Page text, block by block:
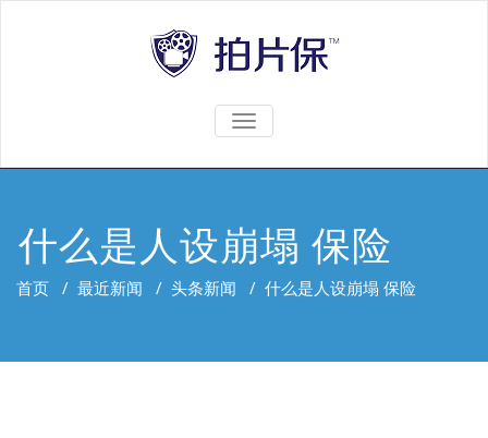
TOGGLE
什么是人设崩塌 保险
首页 / 最近新闻 / 头条新闻 / 什么是人设崩塌 保险